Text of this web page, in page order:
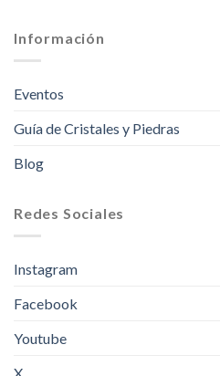
Información
Eventos
Guía de Cristales y Piedras
Blog
Redes Sociales
Instagram
Facebook
Youtube
X